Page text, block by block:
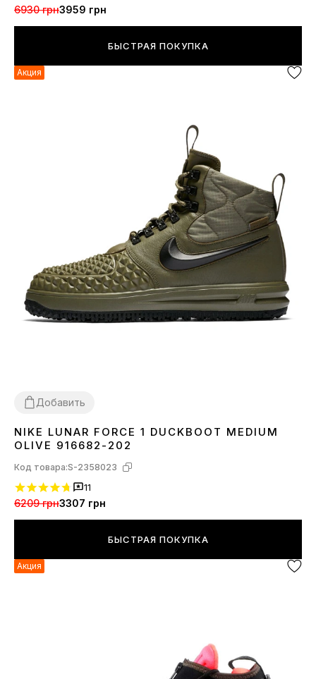
6930 грн3959 грн
БЫСТРАЯ ПОКУПКА
Акция
Добавить
4244
NIKE LUNAR FORCE 1 DUCKBOOT MEDIUM
OLIVE 916682-202
Код товара:S-2358023
11
6209 грн3307 грн
БЫСТРАЯ ПОКУПКА
Акция